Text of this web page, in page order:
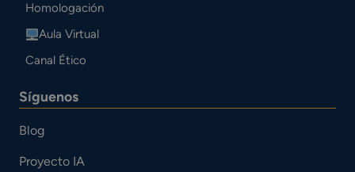
Homologación
Aula Virtual
Canal Ético
Síguenos
Blog
Proyecto IA